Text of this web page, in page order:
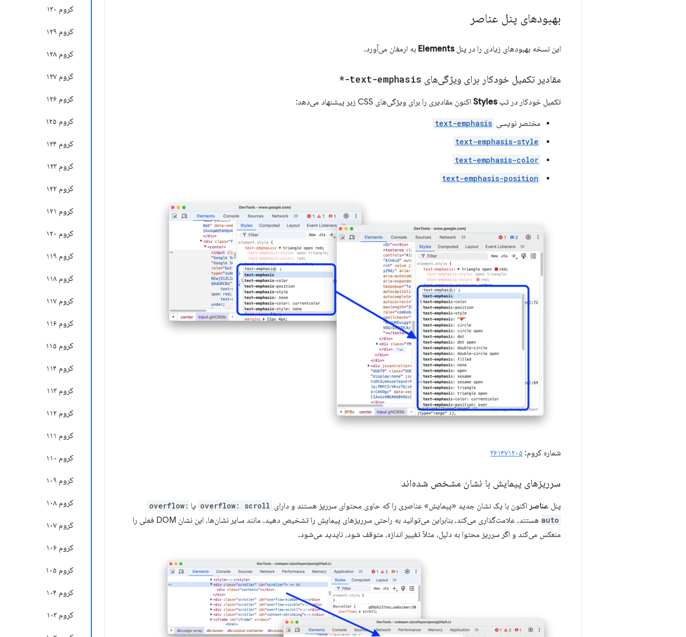
کروم ۱۳۰
کروم ۱۲۹
کروم ۱۲۸
کروم ۱۲۷
کروم ۱۲۶
کروم ۱۲۵
کروم ۱۲۴
کروم ۱۲۳
کروم ۱۲۲
کروم ۱۲۱
کروم ۱۲۰
کروم ۱۱۹
کروم ۱۱۸
کروم ۱۱۷
کروم ۱۱۶
کروم ۱۱۵
کروم ۱۱۴
کروم ۱۱۳
کروم ۱۱۲
کروم ۱۱۱
کروم ۱۱۰
کروم ۱۰۹
کروم ۱۰۸
کروم ۱۰۷
کروم ۱۰۶
کروم ۱۰۵
کروم ۱۰۴
کروم ۱۰۳
بهبودهای پنل عناصر
این نسخه بهبودهای زیادی را در پنلElements به ارمغان می‌آورد.
مقادیر تکمیل خودکار برای ویژگی‌های text-emphasis-*
تکمیل خودکار در تبStyles اکنون مقادیری را برای ویژگی‌های CSS زیر پیشنهاد می‌دهد:
مختصر نویسی text-emphasis
text-emphasis-style
text-emphasis-color
text-emphasis-position
شماره کروم: ۳۶۱۴۷۱۲۰۵
سرریزهای پیمایش با نشان مشخص شده‌اند
پنل عناصر اکنون با یک نشان جدید «پیمایش» عناصری را که حاوی محتوای سرریز هستند و دارای overflow: scroll یا overflow:
auto
هستند، علامت‌گذاری می‌کند، بنابراین می‌توانید به راحتی سرریزهای پیمایش را تشخیص دهید. مانند سایر نشان‌ها، این نشان DOM فعلی را
منعکس می‌کند و اگر سرریز محتوا به دلیل، مثلاً تغییر اندازه، متوقف شود، ناپدید می‌شود.